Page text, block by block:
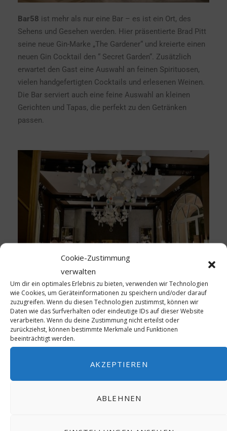
Cookie-Zustimmung
verwalten
Um dir ein optimales Erlebnis zu bieten, verwenden wir Technologien
wie Cookies, um Geräteinformationen zu speichern und/oder darauf
zuzugreifen. Wenn du diesen Technologien zustimmst, können wir
Daten wie das Surfverhalten oder eindeutige IDs auf dieser Website
verarbeiten. Wenn du deine Zustimmung nicht erteilst oder
zurückziehst, können bestimmte Merkmale und Funktionen
beeinträchtigt werden.
AKZEPTIEREN
ABLEHNEN
Bar58 ist mehr als nur eine Bar – es ist ein Ort, des
Sehens und Gesehen werden. Hier präsentierte Brad Pitt
seine neue Gin-Marke „The Gardener“ und kreierte einen
neuen Gin Cocktail den “ Secret Garden“. Zusätzlich
erwartet den Gast eine Auswahl an feinen Spirituosen,
vielen handgefertigten Cocktails und erlesenen Weinen.
Die Bar serviert auch eine feine Auswahl an kleinen
Gerichten und Tapas, die perfekt zu den Getränken
passen.
Gerald Huft